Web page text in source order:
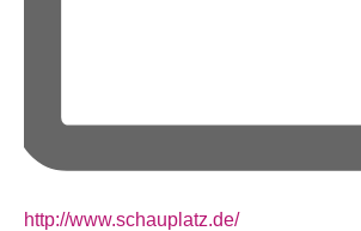
Webseite
http://www.schauplatz.de/